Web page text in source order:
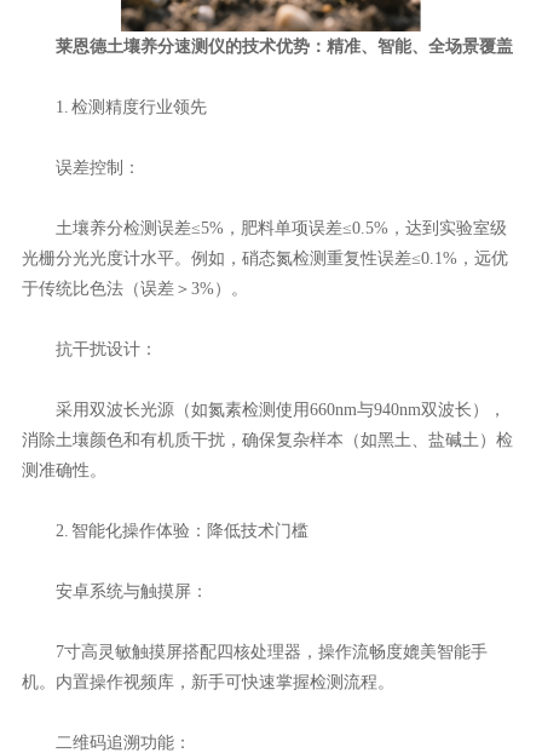
莱恩德土壤养分速测仪的技术优势：精准、智能、全场景覆盖
1. 检测精度行业领先
误差控制：
土壤养分检测误差≤5%，肥料单项误差≤0.5%，达到实验室级
光栅分光光度计水平。例如，硝态氮检测重复性误差≤0.1%，远优
于传统比色法（误差＞3%）。
抗干扰设计：
采用双波长光源（如氮素检测使用660nm与940nm双波长），
消除土壤颜色和有机质干扰，确保复杂样本（如黑土、盐碱土）检
测准确性。
2. 智能化操作体验：降低技术门槛
安卓系统与触摸屏：
7寸高灵敏触摸屏搭配四核处理器，操作流畅度媲美智能手
机。内置操作视频库，新手可快速掌握检测流程。
二维码追溯功能：